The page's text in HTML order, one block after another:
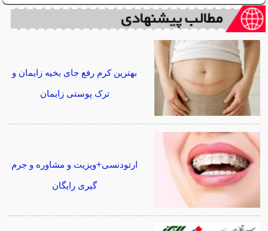
بهترین کرم رفع جای بخیه زایمان و
ترک پوستی زایمان
ارتودنسی+ویزیت و مشاوره و جرم
گیری رایگان